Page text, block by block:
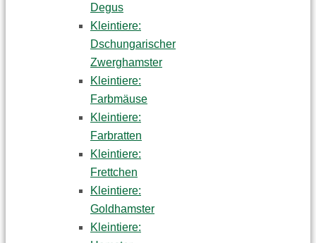
Degus
Kleintiere:
Dschungarischer
Zwerghamster
Kleintiere:
Farbmäuse
Kleintiere:
Farbratten
Kleintiere:
Frettchen
Kleintiere:
Goldhamster
Kleintiere: